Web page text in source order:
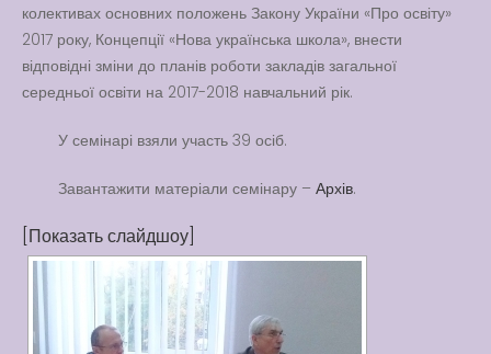
колективах основних положень Закону України «Про освіту»
2017 року, Концепції «Нова українська школа», внести
відповідні зміни до планів роботи закладів загальної
середньої освіти на 2017-2018 навчальний рік.
У семінарі взяли участь 39 осіб.
Завантажити матеріали семінару –Архів.
[Показать слайдшоу]